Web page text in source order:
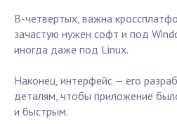
В-четвертых, важна
зачастую нужен софт и под
иногда даже под Linux.
Наконец, интерфейс — его
деталям, чтобы приложение
и быстрым.